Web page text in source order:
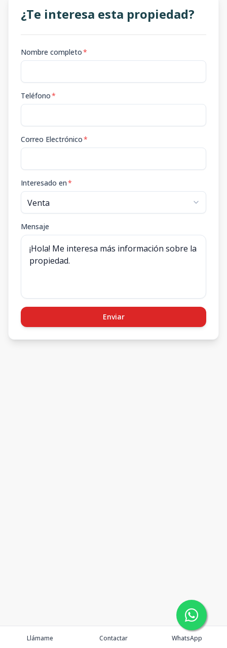
¿Te interesa esta propiedad?
Nombre completo*
Teléfono*
Correo Electrónico*
Interesado en*
Mensaje
Enviar
Llámame Contactar WhatsApp